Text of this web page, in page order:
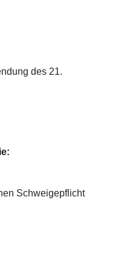
des 21.
Schweigepflicht